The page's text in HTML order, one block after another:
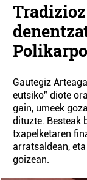
Gautegiz
eutsiko" diote
gain, umeek
dituzte. Besteak
txapelketaren
arratsaldean,
goizean.